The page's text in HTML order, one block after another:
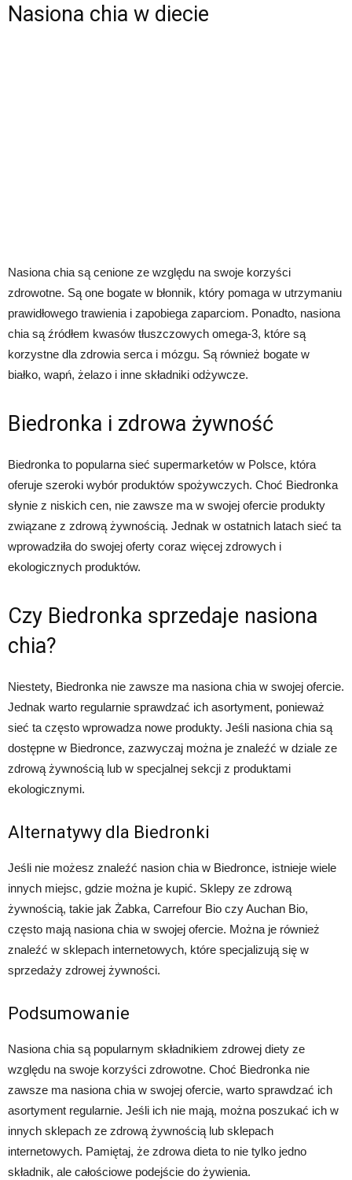
Nasiona chia w diecie
Nasiona chia są cenione ze względu na swoje korzyści
zdrowotne. Są one bogate w błonnik, który pomaga w utrzymaniu
prawidłowego trawienia i zapobiega zaparciom. Ponadto, nasiona
chia są źródłem kwasów tłuszczowych omega-3, które są
korzystne dla zdrowia serca i mózgu. Są również bogate w
białko, wapń, żelazo i inne składniki odżywcze.
Biedronka i zdrowa żywność
Biedronka to popularna sieć supermarketów w Polsce, która
oferuje szeroki wybór produktów spożywczych. Choć Biedronka
słynie z niskich cen, nie zawsze ma w swojej ofercie produkty
związane z zdrową żywnością. Jednak w ostatnich latach sieć ta
wprowadziła do swojej oferty coraz więcej zdrowych i
ekologicznych produktów.
Czy Biedronka sprzedaje nasiona
chia?
Niestety, Biedronka nie zawsze ma nasiona chia w swojej ofercie.
Jednak warto regularnie sprawdzać ich asortyment, ponieważ
sieć ta często wprowadza nowe produkty. Jeśli nasiona chia są
dostępne w Biedronce, zazwyczaj można je znaleźć w dziale ze
zdrową żywnością lub w specjalnej sekcji z produktami
ekologicznymi.
Alternatywy dla Biedronki
Jeśli nie możesz znaleźć nasion chia w Biedronce, istnieje wiele
innych miejsc, gdzie można je kupić. Sklepy ze zdrową
żywnością, takie jak Żabka, Carrefour Bio czy Auchan Bio,
często mają nasiona chia w swojej ofercie. Można je również
znaleźć w sklepach internetowych, które specjalizują się w
sprzedaży zdrowej żywności.
Podsumowanie
Nasiona chia są popularnym składnikiem zdrowej diety ze
względu na swoje korzyści zdrowotne. Choć Biedronka nie
zawsze ma nasiona chia w swojej ofercie, warto sprawdzać ich
asortyment regularnie. Jeśli ich nie mają, można poszukać ich w
innych sklepach ze zdrową żywnością lub sklepach
internetowych. Pamiętaj, że zdrowa dieta to nie tylko jedno
składnik, ale całościowe podejście do żywienia.